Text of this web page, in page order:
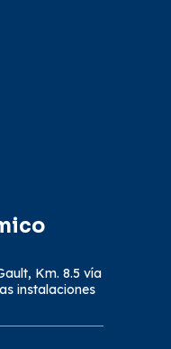
Km. 8.5 vía
instalaciones